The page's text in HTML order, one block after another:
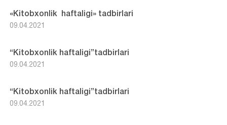
«Kitobxonlik haftaligi» tadbirlari
09.04.2021
“Kitobxonlik haftaligi”tadbirlari
09.04.2021
“Kitobxonlik haftaligi”tadbirlari
09.04.2021